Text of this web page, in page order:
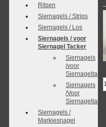
Ritsen
Siernagels / Strips
Siernagels / Los
Siernagels / voor
Siernagel Tacker
Siernagels
/voor
Siernageltacker
Siernagels
/Voor
Siernageltacker
Siernagels /
Markiesnagel